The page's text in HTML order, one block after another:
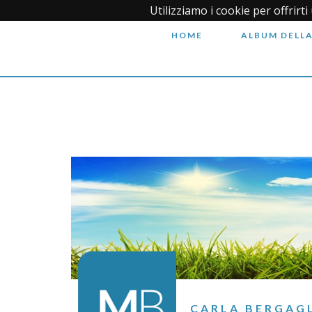
Utilizziamo i cookie per offrirti
HOME ALBUM
CARLA